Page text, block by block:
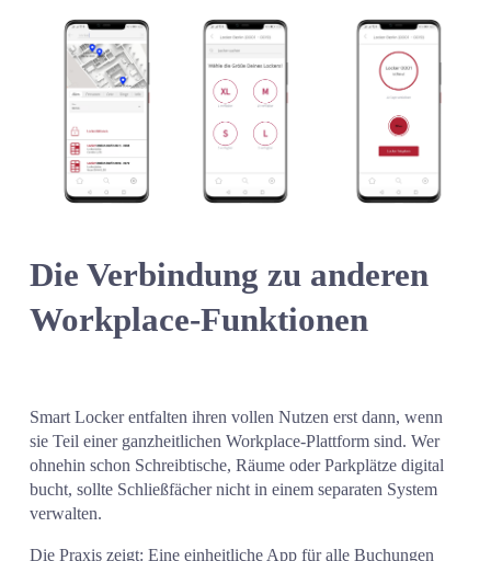
Die Verbindung zu anderen
Workplace-Funktionen
Smart Locker entfalten ihren vollen Nutzen erst dann, wenn
sie Teil einer ganzheitlichen Workplace-Plattform sind. Wer
ohnehin schon Schreibtische, Räume oder Parkplätze digital
bucht, sollte Schließfächer nicht in einem separaten System
verwalten.
Die Praxis zeigt: Eine einheitliche App für alle Buchungen